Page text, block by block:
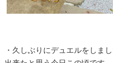
・久しぶりにデュエルをしま